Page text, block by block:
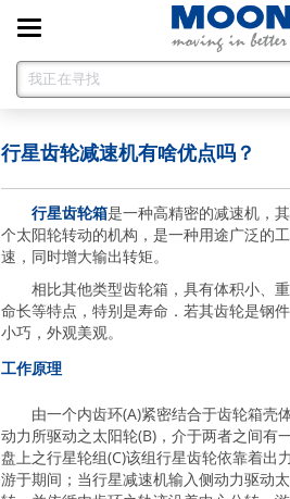
Toggle
navigation
行星齿轮减速机有啥优点吗？
行星齿轮箱是一种高精密的减速机，
个太阳轮转动的机构，是一种用途广泛的
速，同时增大输出转矩。
相比其他类型齿轮箱，具有体积小、重
命长等特点，特别是寿命．若其齿轮是钢
小巧，外观美观。
工作原理
由一个内齿环(A)紧密结合于齿轮箱壳
动力所驱动之太阳轮(B)，介于两者之间有
盘上之行星轮组(C)该组行星齿轮依靠着出
游于期间；当行星减速机输入侧动力驱动